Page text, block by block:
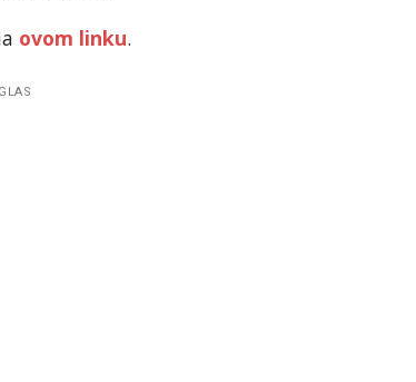
ovom linku.